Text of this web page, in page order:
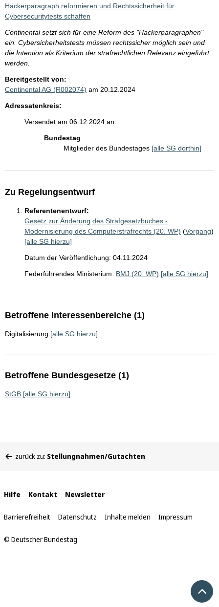
Hackerparagraph reformieren und Rechtssicherheit für
Cybersecuritytests schaffen
Continental setzt sich für eine Reform des "Hackerparagraphen"
ein. Cybersicherheitstests müssen rechtssicher möglich sein und
die Intention als Kriterium der strafrechtlichen Relevanz eingeführt
werden.
Bereitgestellt von:
Continental AG (R002074) am 20.12.2024
Adressatenkreis:
Versendet am 06.12.2024 an:
Bundestag
Mitglieder des Bundestages [alle SG dorthin]
Zu Regelungsentwurf
Referentenentwurf:
Gesetz zur Änderung des Strafgesetzbuches -
Modernisierung des Computerstrafrechts (20. WP) (Vorgang)
[alle SG hierzu]
Datum der Veröffentlichung: 04.11.2024
Federführendes Ministerium: BMJ (20. WP) [alle SG hierzu]
Betroffene Interessenbereiche (1)
Digitalisierung [alle SG hierzu]
Betroffene Bundesgesetze (1)
StGB [alle SG hierzu]
befinden
zurück zu: Stellungnahmen/Gutachten
Interne
Links
Hilfe Kontakt Newsletter
Barrierefreiheit Datenschutz Inhalte melden Impressum
© Deutscher Bundestag